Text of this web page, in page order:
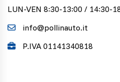
LUN-VEN 8:30-13:00 / 14:30-
info@pollinauto.it
P.IVA 01141340818